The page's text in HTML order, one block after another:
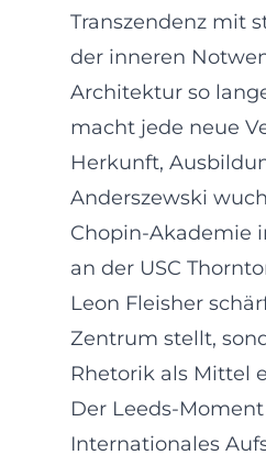
Transzendenz mit
der inneren
Architektur so
macht jede neue
Herkunft,
Anderszewski
Chopin-Akademie
an der USC
Leon Fleisher
Zentrum stellt,
Rhetorik als Mittel
Der Leeds-
Internationales